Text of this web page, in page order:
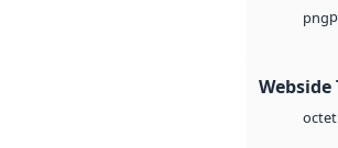
png
Webside
octet